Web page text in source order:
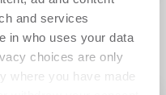
and services
in who uses your data
choices are only
where you have made